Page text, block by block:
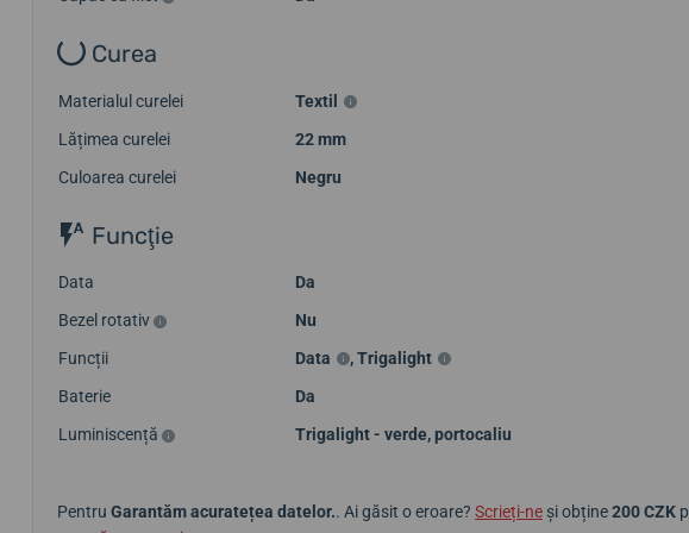
Curea
Materialul curelei
Textil
Lățimea curelei
22 mm
Culoarea curelei
Negru
Funcţie
Data
Da
Bezel rotativ
Nu
Funcții
Data ,Trigalight
Baterie
Da
Luminiscență
Trigalight - verde, portocaliu
Pentru Garantăm acuratețea datelor.. Ai găsit o eroare? Scrieți-ne și obține200 CZK